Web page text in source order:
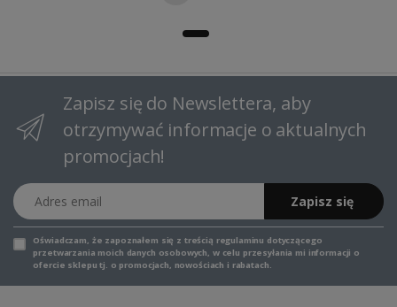
Zapisz się do Newslettera, aby
otrzymywać informacje o aktualnych
promocjach!
Adres email
Zapisz się
Oświadczam, że zapoznałem się z treścią regulaminu dotyczącego
przetwarzania moich danych osobowych, w celu przesyłania mi informacji o
ofercie sklepu tj. o promocjach, nowościach i rabatach.